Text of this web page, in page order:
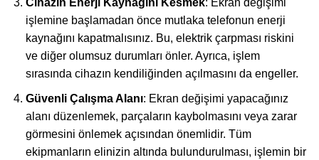
Cihazın Enerji Kaynağını Kesmek: Ekran değişimi
işlemine başlamadan önce mutlaka telefonun enerji
kaynağını kapatmalısınız. Bu, elektrik çarpması riskini
ve diğer olumsuz durumları önler. Ayrıca, işlem
sırasında cihazın kendiliğinden açılmasını da engeller.
Güvenli Çalışma Alanı: Ekran değişimi yapacağınız
alanı düzenlemek, parçaların kaybolmasını veya zarar
görmesini önlemek açısından önemlidir. Tüm
ekipmanların elinizin altında bulundurulması, işlemin bir